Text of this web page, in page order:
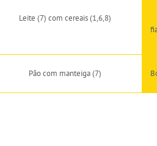
Leite (7) com cereais (1,6,8)
Pão com manteiga (7)